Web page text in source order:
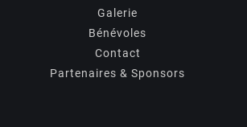
Galerie
Bénévoles
Contact
Partenaires & Sponsors